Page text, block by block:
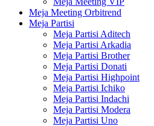
Meja Meeting Orbitrend
Meja Partisi
Meja Partisi Aditech
Meja Partisi Arkadia
Meja Partisi Brother
Meja Partisi Donati
Meja Partisi Highpoint
Meja Partisi Ichiko
Meja Partisi Indachi
Meja Partisi Modera
Meja Partisi Uno